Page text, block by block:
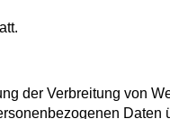
der Verbreitung von
Daten